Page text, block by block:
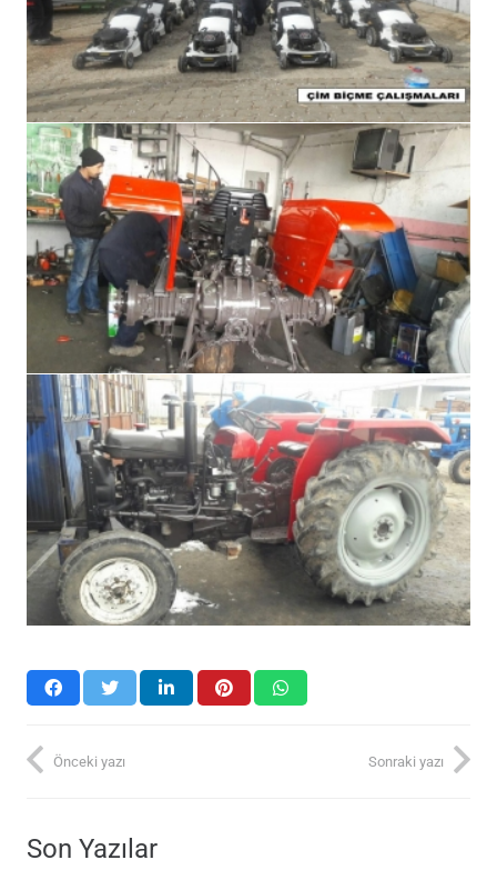
Önceki yazı Sonraki yazı
Son Yazılar